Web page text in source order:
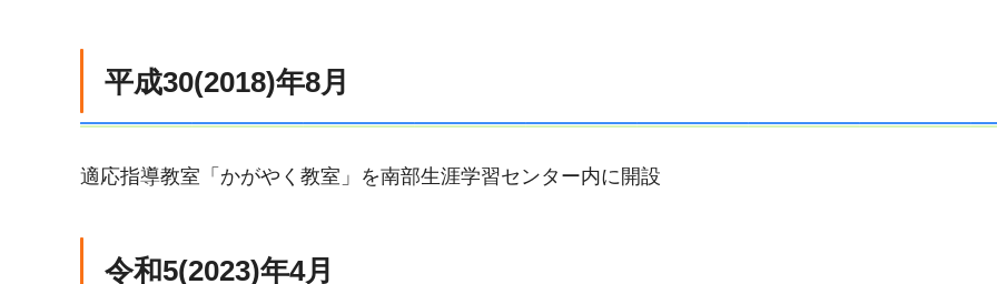
平成30(2018)年8月
適応指導教室「かがやく教室」を南部生涯学習センター内に開設
令和5(2023)年4月